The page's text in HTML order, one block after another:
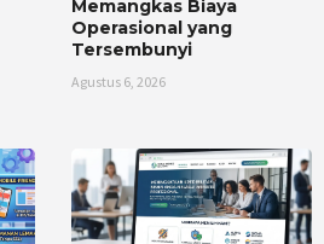
Memangkas Biaya
Operasional yang
Tersembunyi
Agustus 6, 2026